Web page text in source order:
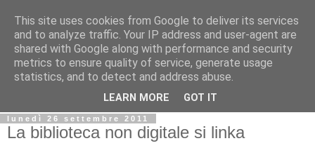
Biblio@rti in
Il Blog della Biblioteca di Area delle arti per condividere
informazioni iniziative incontri
lunedì 26 settembre 2011
La biblioteca non digitale si linka
This site uses cookies from Google to deliver its services
and to analyze traffic. Your IP address and user-agent are
shared with Google along with performance and security
metrics to ensure quality of service, generate usage
statistics, and to detect and address abuse.
LEARN MORE GOT IT